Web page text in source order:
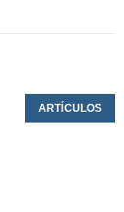
ARTÍCULOS